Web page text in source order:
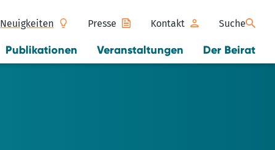
Suche
Publikationen Veranstaltungen Der Beirat
Neuigkeiten Presse Kontakt